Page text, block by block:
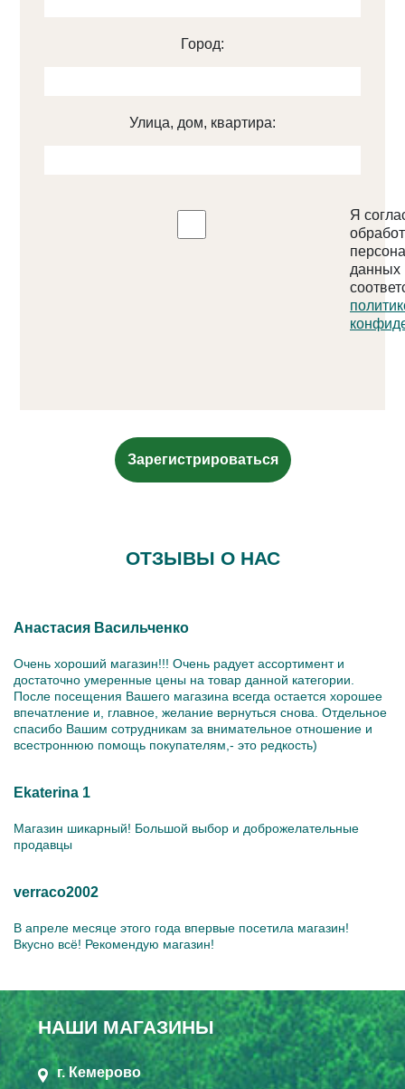
Город:
Улица, дом, квартира:
Я
данных
Зарегистрироваться
ОТЗЫВЫ О НАС
Анастасия Васильченко
Очень хороший магазин!!! Очень радует ассортимент и
достаточно умеренные цены на товар данной категории.
После посещения Вашего магазина всегда остается хорошее
впечатление и, главное, желание вернуться снова. Отдельное
спасибо Вашим сотрудникам за внимательное отношение и
всестроннюю помощь покупателям,- это редкость)
Ekaterina 1
Магазин шикарный! Большой выбор и доброжелательные
продавцы
verraco2002
В апреле месяце этого года впервые посетила магазин!
Вкусно всё! Рекомендую магазин!
НАШИ МАГАЗИНЫ
г. Кемерово